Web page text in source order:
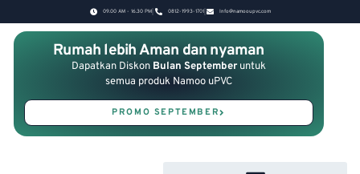
09.00 AM - 16.30 PM 0812-1993-1701 Info@namooupvc.com
Rumah lebih Aman dan nyaman
Dapatkan Diskon Bulan September untuk
semua produk Namoo uPVC
PROMO SEPTEMBER